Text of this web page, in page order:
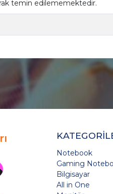
temin edilememektedir.
Notebook
Gaming
Bilgisayar
All in One